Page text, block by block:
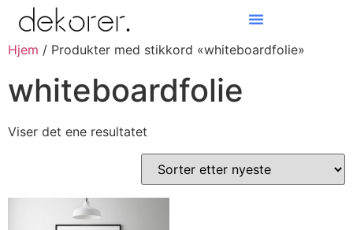
Hjem / Produkter med stikkord «whiteboardfolie»
whiteboardfolie
Viser det ene resultatet